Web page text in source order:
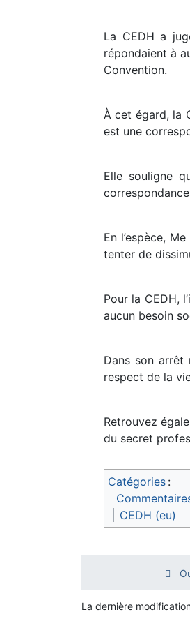
La CEDH a
répondaient à
Convention.
À cet égard, la
est une
Elle souligne
En l’espèce,
tenter de
Pour la CEDH,
aucun besoin
Dans son arrêt
respect de la
Retrouvez
du secret
Catégories :
CEDH (eu)
La dernière